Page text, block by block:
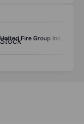
United Fire Group Inc.